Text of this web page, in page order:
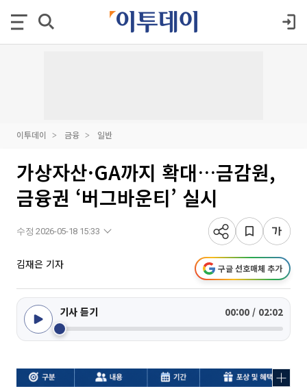
이투데이 금융 일반
가상자산·GA까지 확대…금감원,
금융권 ‘버그바운티’ 실시
수정 2026-05-18 15:33
김재은 기자 구글 선호매체 추가
기사 듣기 00:00 / 02:02